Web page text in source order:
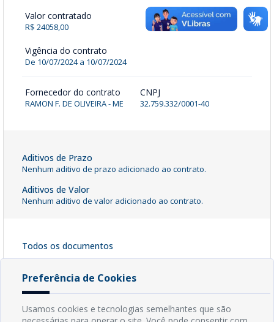
Valor contratado
R$ 24058,00
Vigência do contrato
De 10/07/2024 a 10/07/2024
Fornecedor do contrato
RAMON F. DE OLIVEIRA - ME
CNPJ
32.759.332/0001-40
Aditivos de Prazo
Nenhum aditivo de prazo adicionado ao contrato.
Aditivos de Valor
Nenhum aditivo de valor adicionado ao contrato.
Todos os documentos
Baixar Arquivo
Preferência de Cookies
Usamos cookies e tecnologias semelhantes que são